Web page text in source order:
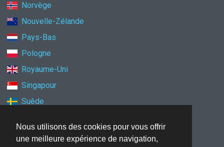
Nous utilisons des cookies pour vous offrir
une meilleure expérience de navigation,
Norvège
Nouvelle-Zélande
Pays-Bas
Pologne
Royaume-Uni
Singapour
Suède